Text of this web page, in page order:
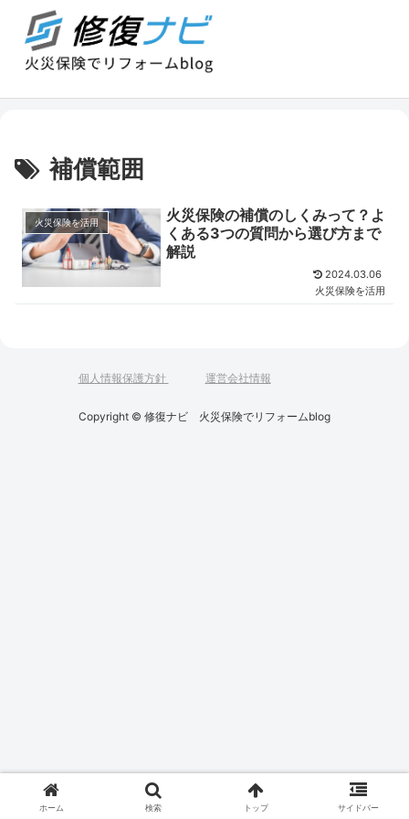
補償範囲
火災保険を活用
火災保険の補償のしくみって？よ
くある3つの質問から選び方まで
解説
2024.03.06
火災保険を活用
ホーム 検索 トップ サイドバー
個人情報保護方針 運営会社情報
Copyright © 修復ナビ 火災保険でリフォームblog